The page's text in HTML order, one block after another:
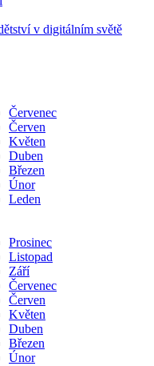
v digitálním světě
Červenec
Červen
Květen
Duben
Březen
Únor
Leden
Prosinec
Listopad
Září
Červenec
Červen
Květen
Duben
Březen
Únor